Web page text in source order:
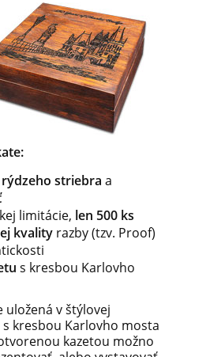
striebra a
limitácie, len 500 ks
kvality razby (tzv. Proof)
s kresbou Karlovho
uložená v štýlovej
s kresbou Karlovho mosta
kazetou možno